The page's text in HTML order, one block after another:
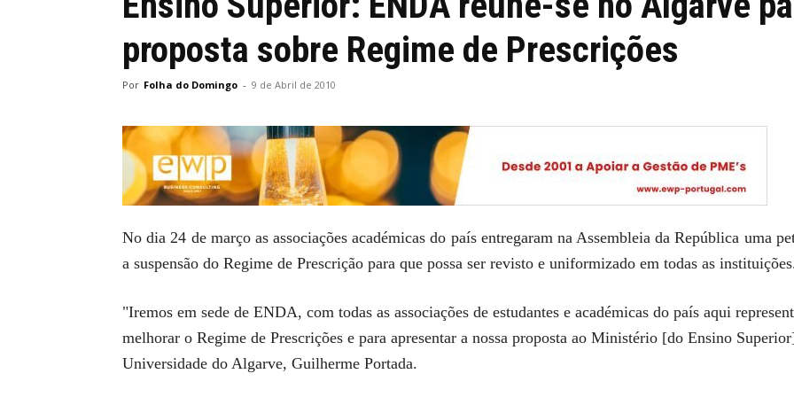
proposta sobre Regime de Prescrições
Por Folha do Domingo - 9 de Abril de 2010
No dia 24 de março as associações académicas do país entregaram na Assembleia da República uma
a suspensão do Regime de Prescrição para que possa ser revisto e uniformizado em todas as
"Iremos em sede de ENDA, com todas as associações de estudantes e académicas do país aqui
melhorar o Regime de Prescrições e para apresentar a nossa proposta ao Ministério [do Ensino
Universidade do Algarve, Guilherme Portada.